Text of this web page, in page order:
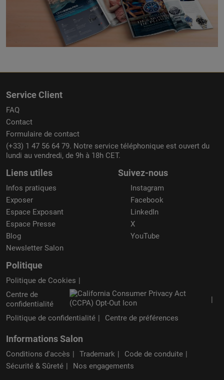
Service Client
FAQ
Contact
Formulaire de contact
(+33) 1 47 56 64 79. Notre service téléphonique est ouvert du
lundi au vendredi, de 9h à 18h CET.
Liens utiles
Infos pratiques
Exposer
Espace Exposant
Espace Presse
Blog
Newsletter Salon
Suivez-nous
Instagram
Facebook
LinkedIn
X
YouTube
Politique
Politique de Cookies
Centre de
confidentialité
Politique de confidentialité
Centre de préférences
Informations Salon
Conditions d'accès Trademark
Code de conduite
Sécurité & Sûreté
Nos engagements